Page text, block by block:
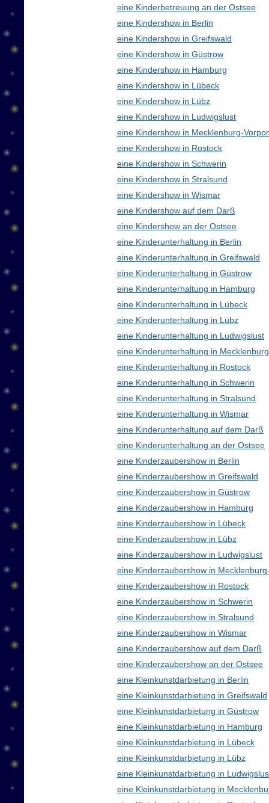
eine Kinderbetreuung an der Ostsee
eine Kindershow in Berlin
eine Kindershow in Greifswald
eine Kindershow in Güstrow
eine Kindershow in Hamburg
eine Kindershow in Lübeck
eine Kindershow in Lübz
eine Kindershow in Ludwigslust
eine Kindershow in Mecklenburg-
eine Kindershow in Rostock
eine Kindershow in Schwerin
eine Kindershow in Stralsund
eine Kindershow in Wismar
eine Kindershow auf dem Darß
eine Kindershow an der Ostsee
eine Kinderunterhaltung in Berlin
eine Kinderunterhaltung in Greifswald
eine Kinderunterhaltung in Güstrow
eine Kinderunterhaltung in Hamburg
eine Kinderunterhaltung in Lübeck
eine Kinderunterhaltung in Lübz
eine Kinderunterhaltung in Ludwigslust
eine Kinderunterhaltung in
eine Kinderunterhaltung in Rostock
eine Kinderunterhaltung in Schwerin
eine Kinderunterhaltung in Stralsund
eine Kinderunterhaltung in Wismar
eine Kinderunterhaltung auf dem Darß
eine Kinderunterhaltung an der Ostsee
eine Kinderzaubershow in Berlin
eine Kinderzaubershow in Greifswald
eine Kinderzaubershow in Güstrow
eine Kinderzaubershow in Hamburg
eine Kinderzaubershow in Lübeck
eine Kinderzaubershow in Lübz
eine Kinderzaubershow in Ludwigslust
eine Kinderzaubershow in
eine Kinderzaubershow in Rostock
eine Kinderzaubershow in Schwerin
eine Kinderzaubershow in Stralsund
eine Kinderzaubershow in Wismar
eine Kinderzaubershow auf dem Darß
eine Kinderzaubershow an der Ostsee
eine Kleinkunstdarbietung in Berlin
eine Kleinkunstdarbietung in Greifswald
eine Kleinkunstdarbietung in Güstrow
eine Kleinkunstdarbietung in Hamburg
eine Kleinkunstdarbietung in Lübeck
eine Kleinkunstdarbietung in Lübz
eine Kleinkunstdarbietung in
eine Kleinkunstdarbietung in